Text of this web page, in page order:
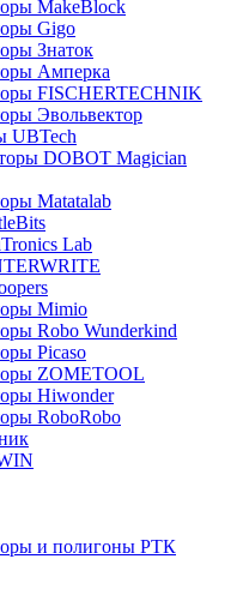
MakeBlock
Gigo
Знаток
Амперка
FISCHERTECHNIK
Эвольвектор
UBTech
DOBOT Magician
Matatalab
Lab
Mimio
Robo Wunderkind
Picaso
ZOMETOOL
Hiwonder
RoboRobo
и полигоны РТК